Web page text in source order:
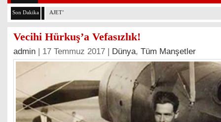
Son Dakika AJET’İN İKRAM MENÜLERİ YENİLENDİ
Vecihi Hürkuş’a Vefasızlık!
admin | 17 Temmuz 2017 | Dünya, Tüm Manşetler